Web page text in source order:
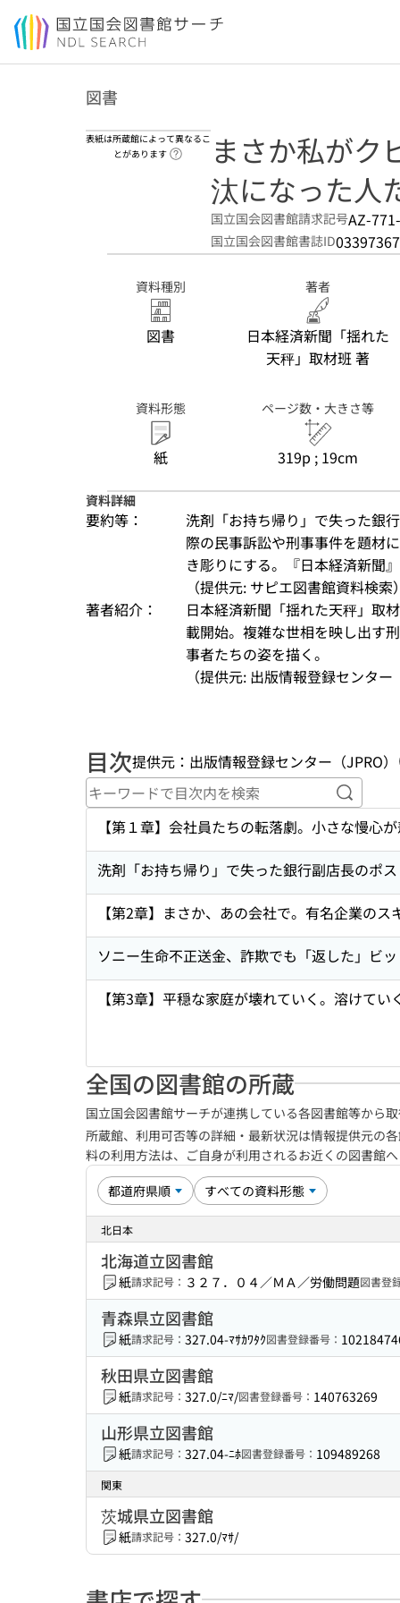
本文へ移動
図書
表紙は所蔵館によって異なるこ
とがあります
ヘルプページへのリンク
まさか私がク
汰になった人
国立国会図書館請求記号AZ-
国立国会図書館書誌ID
資料種別
図書
著者
日本経済新聞「揺れた
天秤」取材班 著
資料形態
紙
ページ数・大きさ等
319p ; 19cm
資料詳細
要約等：
洗剤「お持ち帰り」で失った銀
際の民事訴訟や刑事事件を題材
き彫りにする。『日本経済新聞
（提供元: サピエ図書館資料検索
著者紹介：
日本経済新聞「揺れた天秤」取
載開始。複雑な世相を映し出す
事者たちの姿を描く。
（提供元: 出版情報登録センタ
目次提供元：出版情報登録センター（JPRO）
キーワ
【第１章】会社員たちの転落劇。小さな慢心
洗剤「お持ち帰り」で失った銀行副店長のポ
【第2章】まさか、あの会社で。有名企業のス
ソニー生命不正送金、詐欺でも「返した」ビ
【第3章】平穏な家庭が壊れていく。溶けて
全国の図書館の所蔵
国立国会図書館サーチが連携している各図書館等から
所蔵館、利用可否等の詳細・最新状況は情報提供元の
料の利用方法は、ご自身が利用されるお近くの図書館
北日本
北海道立図書館
紙請求記号： ３２７．０４／ＭＡ／労働問題図書登
青森県立図書館
紙請求記号： 327.04-ﾏｻｶﾜﾀｸ図書登録番号：
秋田県立図書館
紙請求記号： 327.0/ﾆﾏ/図書登録番号： 140763269
山形県立図書館
紙請求記号： 327.04-ﾆﾎ図書登録番号： 109489268
関東
茨城県立図書館
紙請求記号： 327.0/ﾏｻ/